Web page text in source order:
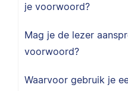
je voorwoord?
Mag je de lezer
voorwoord?
Waarvoor gebruik je